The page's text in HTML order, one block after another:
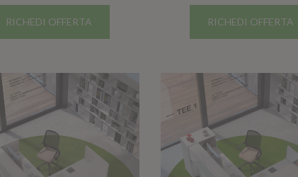
RICHEDI OFFERTA RICHEDI OFFERTA